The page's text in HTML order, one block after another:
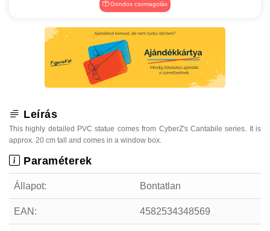
Gondos csomagolás
Leírás
This highly detailed PVC statue comes from CyberZ's Cantabile series. It is
approx. 20 cm tall and comes in a window box.
Paraméterek
Állapot: Bontatlan
EAN: 4582534348569